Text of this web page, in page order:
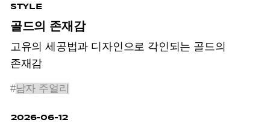
STYLE
골드의 존재감
고유의 세공법과 디자인으로 각인되는 골드의
존재감
#남자 주얼리
2026-06-12